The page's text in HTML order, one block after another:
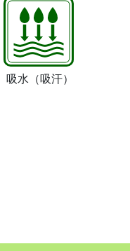
吸水 （吸汗）